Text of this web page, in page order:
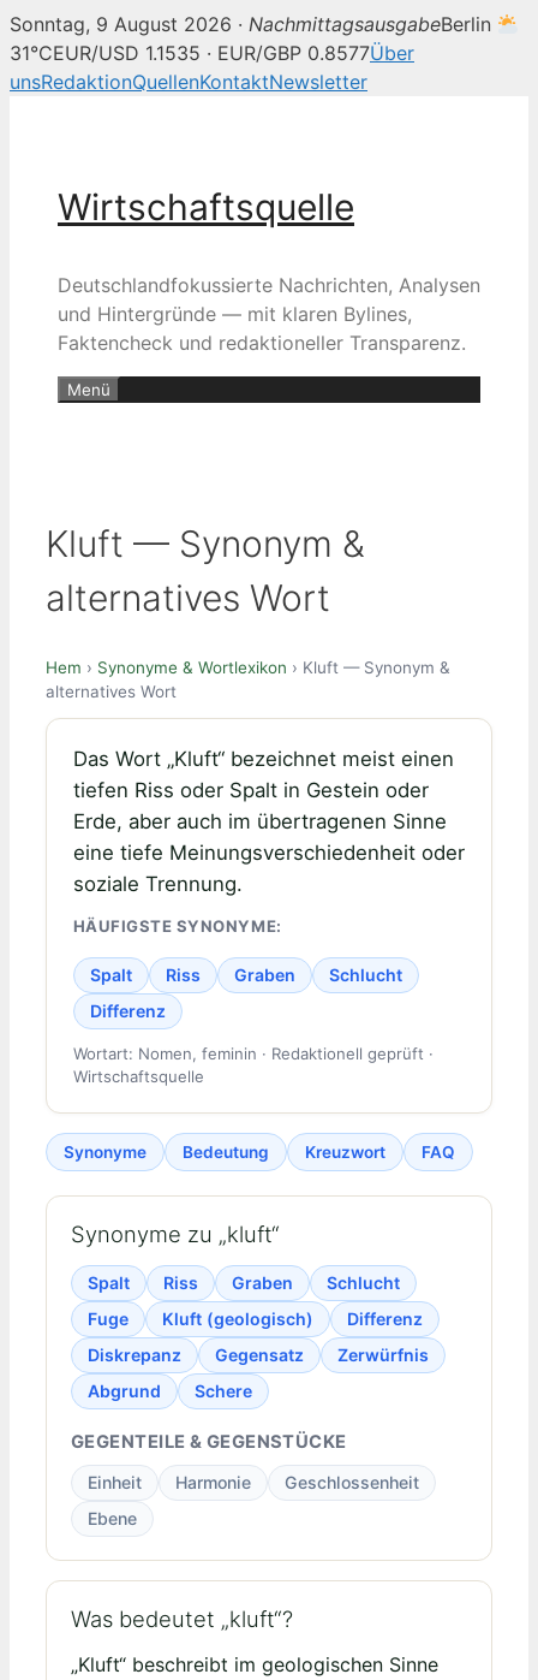
Sonntag, 9 August 2026 · NachmittagsausgabeBerlin
31°CEUR/USD 1.1535 · EUR/GBP 0.8577Über
unsRedaktionQuellenKontaktNewsletter
Wirtschaftsquelle
Deutschlandfokussierte Nachrichten, Analysen
und Hintergründe — mit klaren Bylines,
Faktencheck und redaktioneller Transparenz.
Menü
Kluft — Synonym &
alternatives Wort
Hem › Synonyme & Wortlexikon › Kluft — Synonym &
alternatives Wort
Das Wort „Kluft“ bezeichnet meist einen
tiefen Riss oder Spalt in Gestein oder
Erde, aber auch im übertragenen Sinne
eine tiefe Meinungsverschiedenheit oder
soziale Trennung.
HÄUFIGSTE SYNONYME:
Spalt Riss Graben
Schlucht
Differenz
Wortart: Nomen, feminin · Redaktionell geprüft ·
Wirtschaftsquelle
Synonyme Bedeutung Kreuzwort FAQ
Synonyme zu „kluft“
Spalt Riss Graben
Schlucht
Fuge
Kluft (geologisch)
Differenz
Diskrepanz
Gegensatz
Zerwürfnis
Abgrund
Schere
GEGENTEILE & GEGENSTÜCKE
Einheit Harmonie
Geschlossenheit
Ebene
Was bedeutet „kluft“?
„Kluft“ beschreibt im geologischen Sinne